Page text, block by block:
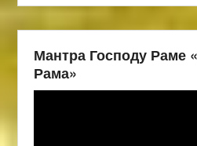
Мантра Господу Раме
Рама»